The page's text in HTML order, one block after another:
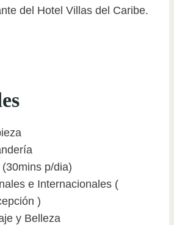
del Hotel Villas del Caribe.
p/dia)
e Internacionales (
)
y Belleza